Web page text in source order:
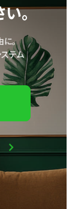
。
。
テム